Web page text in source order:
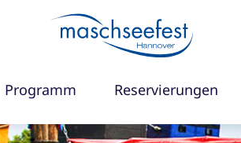
Programm Reservierungen